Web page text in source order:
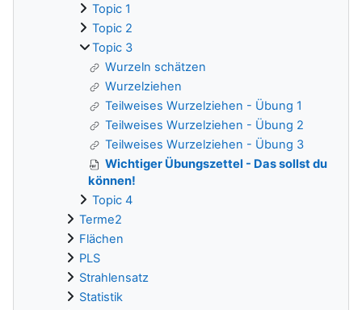
Topic 1
Topic 2
Topic 3
Wurzeln schätzen
Wurzelziehen
Teilweises Wurzelziehen - Übung 1
Teilweises Wurzelziehen - Übung 2
Teilweises Wurzelziehen - Übung 3
Wichtiger Übungszettel - Das sollst du
können!
Topic 4
Terme2
Flächen
PLS
Strahlensatz
Statistik